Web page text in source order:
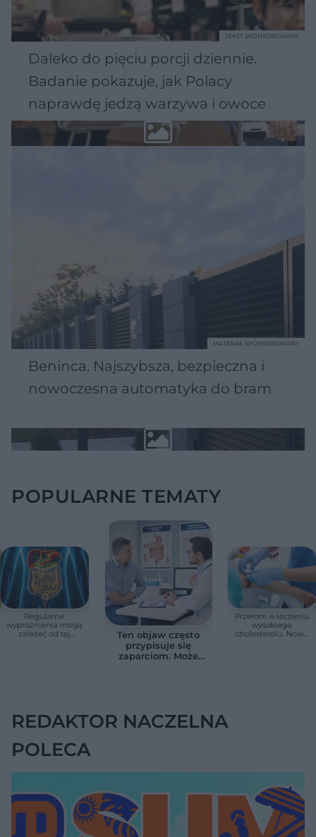
Daleko do pięciu porcji dziennie.
Badanie pokazuje, jak Polacy
naprawdę jedzą warzywa i owoce
TEKST SPONSOROWANY
Beninca. Najszybsza, bezpieczna i
nowoczesna automatyka do bram
MATERIAŁ SPONSOROWANY
POPULARNE TEMATY
Regularne
wypróżnienia mogą
zależeć od tej
Ten objaw często
przypisuje się
zaparciom. Może
Przełom w leczeniu
wysokiego
cholesterolu. Nowa
REDAKTOR NACZELNA
POLECA